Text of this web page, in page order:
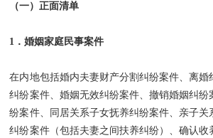
（一）正面清单
1．婚姻家庭民事案件
在内地包括婚内夫妻财产分割纠纷案件、离婚
纠纷案件、婚姻无效纠纷案件、撤销婚姻纠纷
纷案件、同居关系子女抚养纠纷案件、亲子关
纠纷案件（包括夫妻之间扶养纠纷）、确认收